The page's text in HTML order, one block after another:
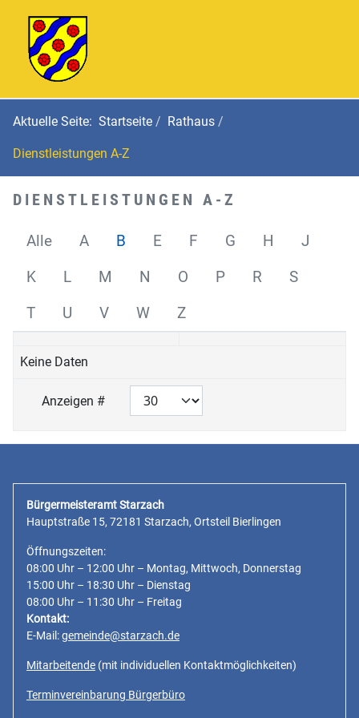
Aktuelle Seite: Startseite Rathaus
Dienstleistungen A-Z
DIENSTLEISTUNGEN A-Z
Alle A B E F G H
J
K
L M N O P R
S
T
U V W Z
Anzeigen #
Keine Daten
Bürgermeisteramt Starzach
Hauptstraße 15, 72181 Starzach, Ortsteil Bierlingen
Öffnungszeiten:
08:00 Uhr – 12:00 Uhr – Montag, Mittwoch, Donnerstag
15:00 Uhr – 18:30 Uhr – Dienstag
08:00 Uhr – 11:30 Uhr – Freitag
Kontakt:
E-Mail:gemeinde@starzach.de
Mitarbeitende (mit individuellen Kontaktmöglichkeiten)
Terminvereinbarung Bürgerbüro